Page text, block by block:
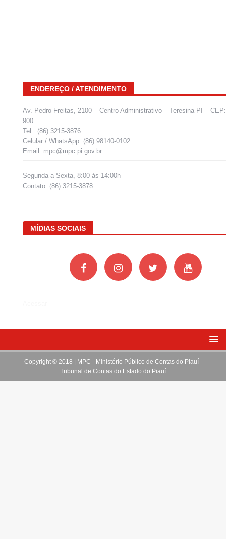
ENDEREÇO / ATENDIMENTO
Av. Pedro Freitas, 2100 – Centro Administrativo – Teresina-PI –
900
Tel.: (86) 3215-3876
Celular / WhatsApp: (86) 98140-0102
Email: mpc@mpc.pi.gov.br
Segunda a Sexta, 8:00 às 14:00h
Contato: (86) 3215-3878
MÍDIAS SOCIAIS
Copyright © 2018 | MPC - Ministério Público de Contas do Piauí -
Tribunal de Contas do Estado do Piauí